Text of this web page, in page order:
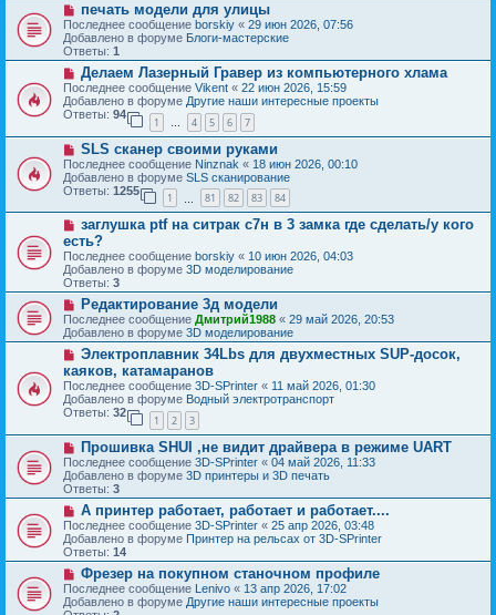
н
и
е
с
о
о
б
щ
е
н
и
е
Н
о
в
о
е
с
о
о
б
е
н
и
е
печать модели для улицы
Последнее сообщение borskiy « 29 июн 2026, 07:56
Добавлено в форуме Блоги-мастерские
Ответы: 1
Н
о
в
о
е
с
о
о
б
щ
н
и
е
Делаем Лазерный Гравер из компьютерного хлама
Последнее сообщение Vikent « 22 июн 2026, 15:59
Добавлено в форуме Другие наши интересные проекты
Ответы: 94
1 … 4 5 6 7
Н
о
в
о
е
с
о
о
б
щ
е
н
е
SLS сканер своими руками
Последнее сообщение Ninznak « 18 июн 2026, 00:10
Добавлено в форуме SLS сканирование
Ответы: 1255
1 81 82 83 84
Н
в
о
е
с
о
о
б
щ
е
н
и
е
заглушка ptf на ситрак с7н в 3 замка где сделать/у кого
есть?
Последнее сообщение borskiy « 10 июн 2026, 04:03
Добавлено в форуме 3D моделирование
Ответы: 3
Н
о
в
о
е
с
о
о
б
е
и
е
Редактирование 3д модели
Последнее сообщение Дмитрий1988 « 29 май 2026, 20:53
Добавлено в форуме 3D моделирование
Н
в
о
е
с
о
б
щ
е
н
и
е
Электроплавник 34Lbs для двухместных SUP-досок,
каяков, катамаранов
Последнее сообщение 3D-SPrinter « 11 май 2026, 01:30
Добавлено в форуме Водный электротранспорт
Ответы: 32
1 2 3
Н
о
в
о
е
с
о
о
б
щ
е
н
и
Прошивка SHUI ,не видит драйвера в режиме UART
Последнее сообщение 3D-SPrinter « 04 май 2026, 11:33
Добавлено в форуме 3D принтеры и 3D печать
Ответы: 3
Н
о
в
о
е
с
о
о
А принтер работает, работает и работает....
Последнее сообщение 3D-SPrinter « 25 апр 2026, 03:48
Добавлено в форуме Принтер на рельсах от 3D-SPrinter
Ответы: 14
Н
о
в
о
Фрезер на покупном станочном профиле
Последнее сообщение Lenivo « 13 апр 2026, 17:02
Добавлено в форуме Другие наши интересные проекты